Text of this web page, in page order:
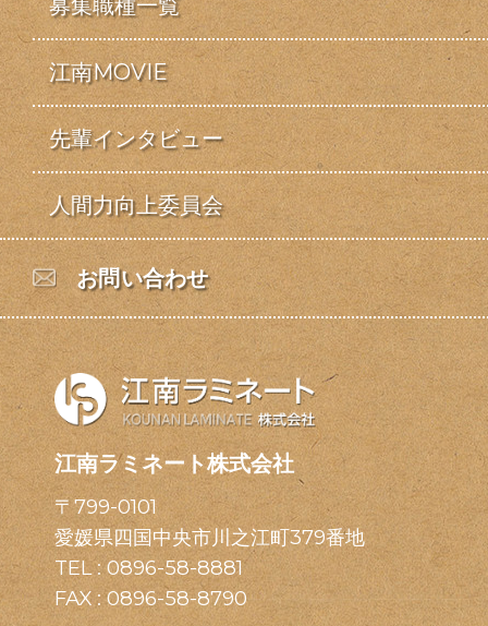
募集職種一覧
江南MOVIE
先輩インタビュー
人間力向上委員会
お問い合わせ
江南ラミネート株式会社
〒799-0101
愛媛県四国中央市川之江町379番地
TEL :0896-58-8881
FAX : 0896-58-8790